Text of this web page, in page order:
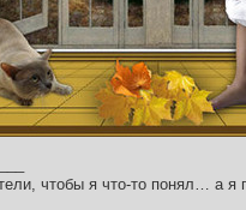
чтобы я что-то понял… а